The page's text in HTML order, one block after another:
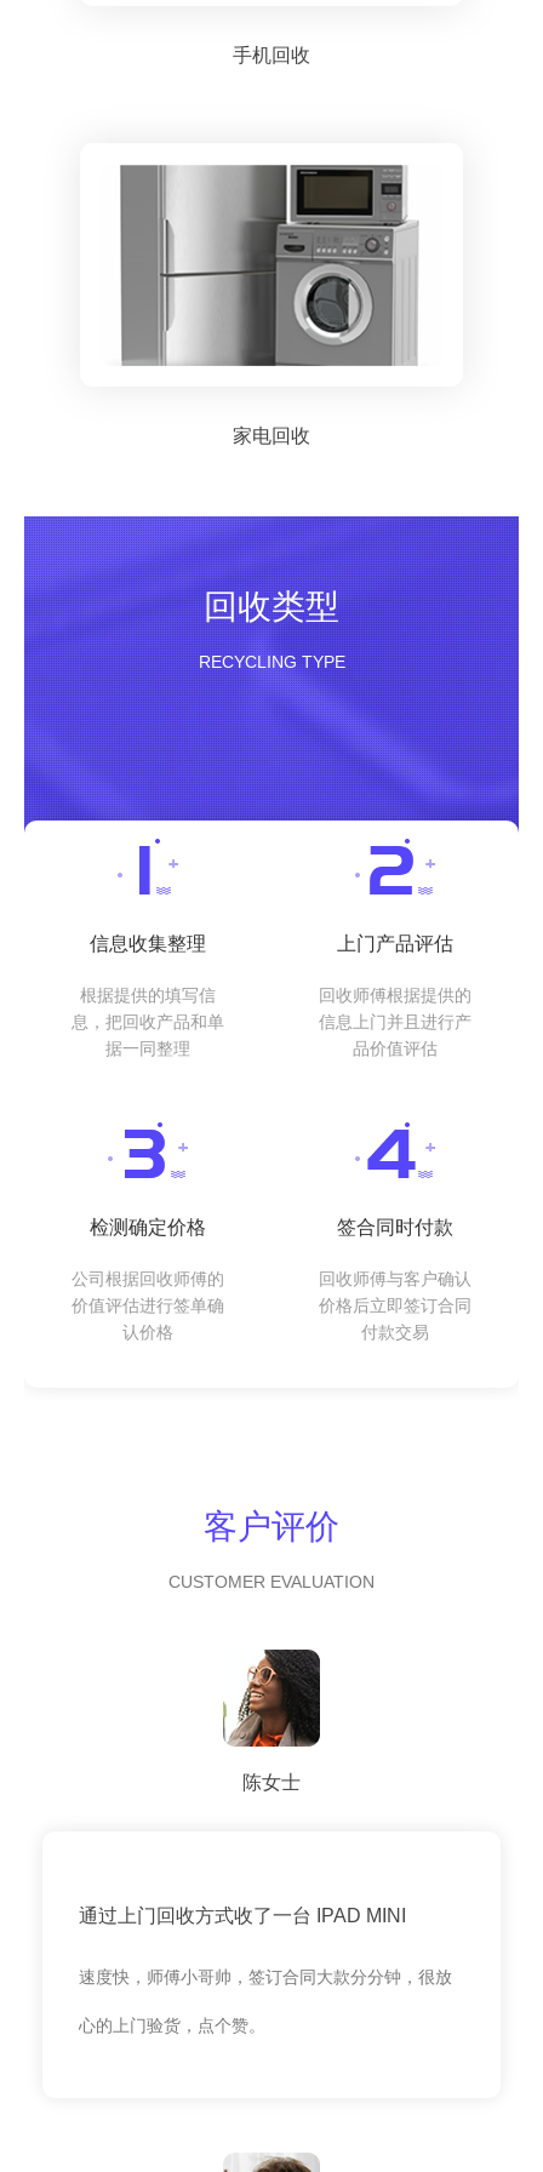
手机回收
家电回收
回收类型
RECYCLING TYPE
信息收集整理
根据提供的填写信
息，把回收产品和单
据一同整理
上门产品评估
回收师傅根据提供的
信息上门并且进行产
品价值评估
检测确定价格
公司根据回收师傅的
价值评估进行签单确
认价格
签合同时付款
回收师傅与客户确认
价格后立即签订合同
付款交易
客户评价
CUSTOMER EVALUATION
陈女士
通过上门回收方式收了一台 IPAD MINI
速度快，师傅小哥帅，签订合同大款分分钟，很放
心的上门验货，点个赞。